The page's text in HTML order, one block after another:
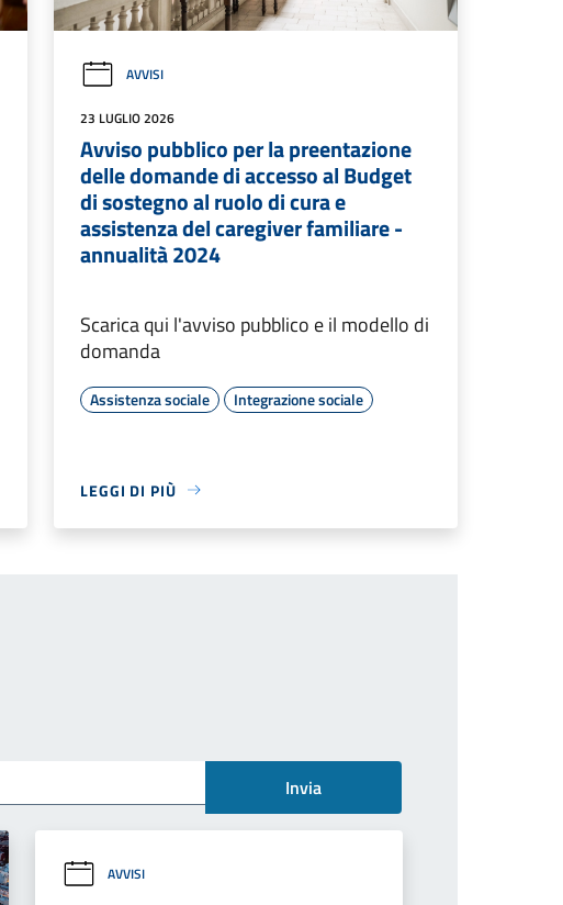
AVVISI
23 LUGLIO 2026
Avviso pubblico per la preentazione
delle domande di accesso al Budget
di sostegno al ruolo di cura e
assistenza del caregiver familiare -
annualità 2024
Scarica qui l'avviso pubblico e il modello di
domanda
Assistenza sociale Integrazione sociale
LEGGI DI PIÙ
Invia
AVVISI